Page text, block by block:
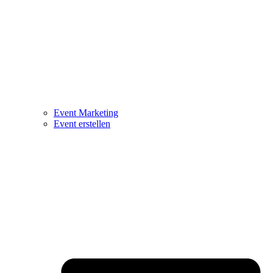
Event Marketing
Event erstellen